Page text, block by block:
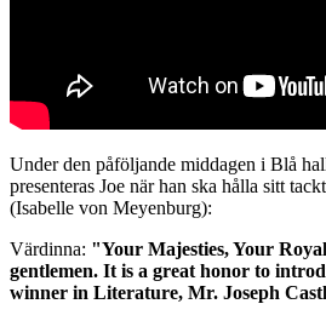
Under den påföljande middagen i Blå
presenteras Joe när han ska hålla sitt
(Isabelle von Meyenburg):
Värdinna: "Your Majesties, Your
gentlemen. It is a great honor to
winner in Literature, Mr. Joseph